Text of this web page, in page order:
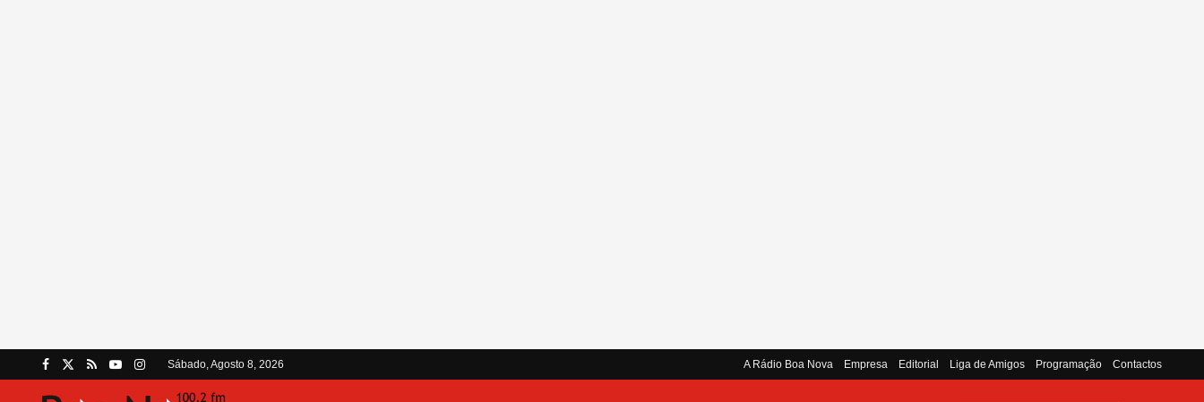
Sábado, Agosto 8, 2026 A Rádio Boa Nova Empresa Editorial Liga de Amigos Programação Contactos